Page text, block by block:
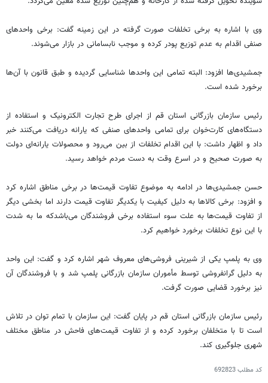
وی با اشاره به برخی تخلفات صورت گرفته در این زمینه گفت: برخی واحدهای
صنفی اقدام به عدم توزیع پودر کرده و موجب نابسامانی در بازار می‌شوند.
جمشیدی‌ها افزود: البته تمامی این واحدها شناسایی گردیده و طبق قانون با آ‌ن‌ها
برخورد شده است.
رئیس سازمان بازرگانی استان قم از اجرای طرح تجارت الکترونیک و استفاده از
دستگاه‌های کارت‌خوان برای تمامی واحدهای صنفی که یارانه دریافت می‌کنند خبر
داد و اظهار داشت: با این اقدام تخلفات از بین می‌رود و محصولات یارانه‌ای دولت
به صورت صحیح و در اسرع وقت به دست مردم خواهد رسید.
حسن جمشیدی‌ها در ادامه به موضوع تفاوت قیمت‌ها در برخی مناطق اشاره کرد
و افزود: برخی‌ کالاها به دلیل کیفیت با یکدیگر تفاوت قیمت دارند اما بخشی دیگر
از تفاوت‌ قیمت‌ها به علت سوء استفاده برخی فروشندگان می‌باشدکه ما به شدت
با این نوع تخلفات برخورد خواهیم کرد.
وی به پلمپ یکی از شیرینی ‌فروشی‌های معروف شهر اشاره کرد و گفت: این واحد
به دلیل گرانفروشی توسط مأموران سازمان بازرگانی پلمپ شد و با فروشندگان آن
نیز برخورد قضایی صورت گرفت.
رئیس سازمان بازرگانی استان قم در پایان گفت: این سازمان با تمام توان در تلاش
است تا با متخلفان برخورد کرده و از تفاوت قیمت‌های فاحش در مناطق مختلف
شهری جلوگیری کند.
کد مطلب692823